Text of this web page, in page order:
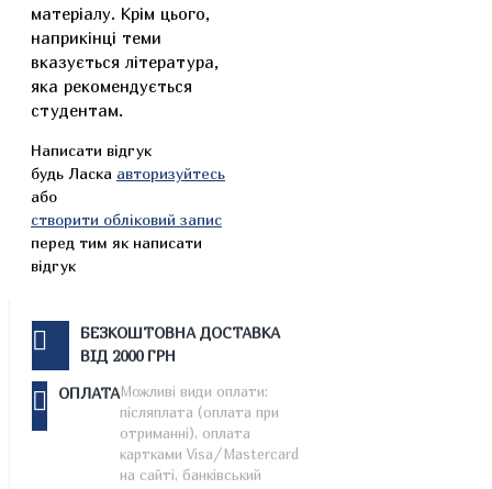
матеріалу. Крім цього,
наприкінці теми
вказується література,
яка рекомендується
студентам.
Написати відгук
будь Ласка авторизуйтесь
або
створити обліковий запис
перед тим як написати
відгук
БЕЗКОШТОВНА ДОСТАВКА
ВІД 2000 ГРН
ОПЛАТАМожливі види оплати:
післяплата (оплата при
отриманні), оплата
картками Visa/Mastercard
на сайті, банківський